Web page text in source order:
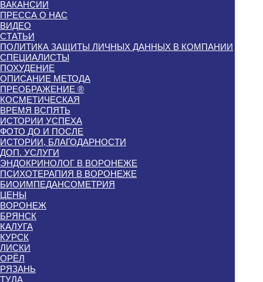
ВАКАНСИИ
ПРЕССА О НАС
ВИДЕО
СТАТЬИ
ПОЛИТИКА ЗАЩИТЫ ЛИЧНЫХ ДАННЫХ В КОМПАНИИ
СПЕЦИАЛИСТЫ
ПОХУДЕНИЕ
ОПИСАНИЕ МЕТОДА
ПРЕОБРАЖЕНИЕ ®
КОСМЕТИЧЕСКАЯ
ВРЕМЯ ВСПЯТЬ
ИСТОРИИ УСПЕХА
ФОТО ДО И ПОСЛЕ
ИСТОРИИ, БЛАГОДАРНОСТИ
ДОП. УСЛУГИ
ЭНДОКРИНОЛОГ В ВОРОНЕЖЕ
ПСИХОТЕРАПИЯ В ВОРОНЕЖЕ
БИОИМПЕДАНСОМЕТРИЯ
ЦЕНЫ
ВОРОНЕЖ
БРЯНСК
КАЛУГА
КУРСК
ЛИСКИ
ОРЁЛ
РЯЗАНЬ
ТУЛА